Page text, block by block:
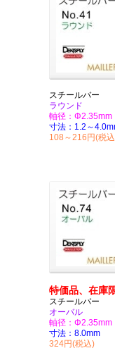
スチールバー
ラウンド
軸径：Φ2.35mm
寸法：1.2～
108～216円(税
特価品、在庫
スチールバー
オーバル
軸径：Φ2.35mm
寸法：8.0mm
324円(税込)